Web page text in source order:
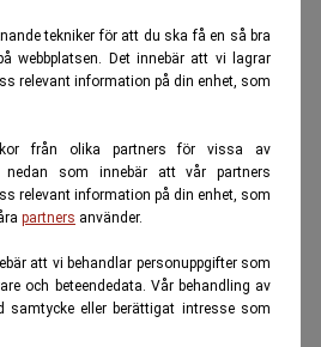
tekniker för att du ska få en så bra
webbplatsen. Det innebär att vi lagrar
relevant information på din enhet, som
från olika partners för vissa av
som innebär att vår partners
relevant information på din enhet, som
partners använder.
att vi behandlar personuppgifter som
och beteendedata. Vår behandling av
samtycke eller berättigat intresse som